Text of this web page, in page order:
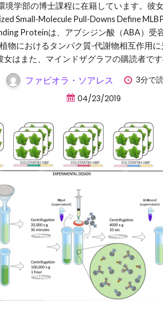
境学部の博士課程に在籍しています。彼
Small-Molecule Pull-Downs Define
Proteinは、アブシジン酸（ABA）受
物におけるタンパク質-代謝物相互作用
女はまた、マインドザグラフの購読者で
ファビオラ・ソアレス
3分で
04/23/2019